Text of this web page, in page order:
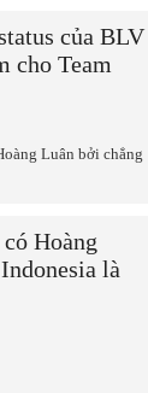
của BLV
cho Team
Luân bởi chẳng
Hoàng
là